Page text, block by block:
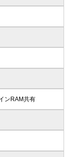
ンRAM共有